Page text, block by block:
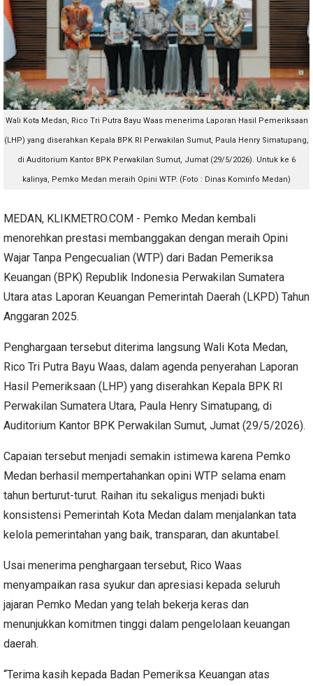
Wali Kota Medan, Rico Tri Putra Bayu Waas menerima Laporan Hasil Pemeriksaan
(LHP) yang diserahkan Kepala BPK RI Perwakilan Sumut, Paula Henry Simatupang,
di Auditorium Kantor BPK Perwakilan Sumut, Jumat (29/5/2026). Untuk ke 6
kalinya, Pemko Medan meraih Opini WTP. (Foto : Dinas Kominfo Medan)
MEDAN, KLIKMETRO.COM - Pemko Medan kembali
menorehkan prestasi membanggakan dengan meraih Opini
Wajar Tanpa Pengecualian (WTP) dari Badan Pemeriksa
Keuangan (BPK) Republik Indonesia Perwakilan Sumatera
Utara atas Laporan Keuangan Pemerintah Daerah (LKPD) Tahun
Anggaran 2025.
Penghargaan tersebut diterima langsung Wali Kota Medan,
Rico Tri Putra Bayu Waas, dalam agenda penyerahan Laporan
Hasil Pemeriksaan (LHP) yang diserahkan Kepala BPK RI
Perwakilan Sumatera Utara, Paula Henry Simatupang, di
Auditorium Kantor BPK Perwakilan Sumut, Jumat (29/5/2026).
Capaian tersebut menjadi semakin istimewa karena Pemko
Medan berhasil mempertahankan opini WTP selama enam
tahun berturut-turut. Raihan itu sekaligus menjadi bukti
konsistensi Pemerintah Kota Medan dalam menjalankan tata
kelola pemerintahan yang baik, transparan, dan akuntabel.
Usai menerima penghargaan tersebut, Rico Waas
menyampaikan rasa syukur dan apresiasi kepada seluruh
jajaran Pemko Medan yang telah bekerja keras dan
menunjukkan komitmen tinggi dalam pengelolaan keuangan
daerah.
“Terima kasih kepada Badan Pemeriksa Keuangan atas